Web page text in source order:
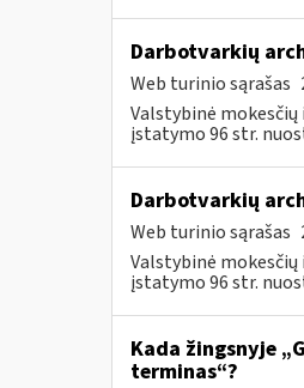
Darbotvarkių
Web turinio sąrašas
Valstybinė
įstatymo 96 str.
Darbotvarkių
Web turinio sąrašas
Valstybinė
įstatymo 96 str.
Kada žingsnyje
terminas“?